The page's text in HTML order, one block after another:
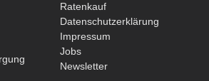
Ratenkauf
Datenschutzerklärung
Impressum
Jobs
Newsletter